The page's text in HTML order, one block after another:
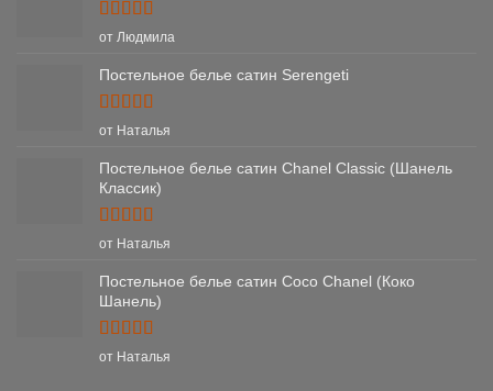
Оценка5
от Людмила
Постельное белье сатин Serengeti
Оценка5
от Наталья
Постельное белье сатин Chanel Classic (Шанель
Классик)
Оценка5
от Наталья
Постельное белье сатин Coco Chanel (Коко
Шанель)
Оценка5
от Наталья